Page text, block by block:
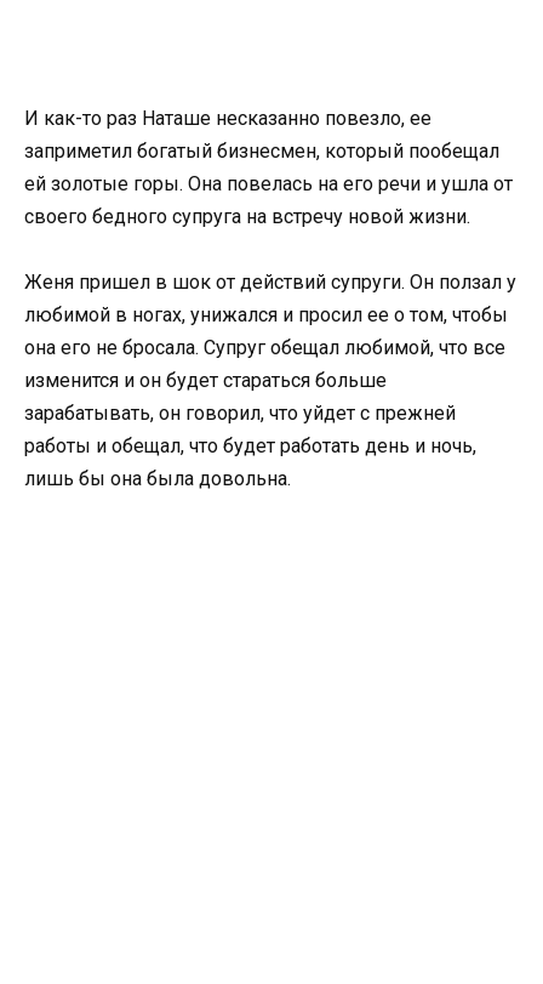
И как-то раз Наташе несказанно повезло, ее
заприметил богатый бизнесмен, который пообещал
ей золотые горы. Она повелась на его речи и ушла от
своего бедного супруга на встречу новой жизни.
Женя пришел в шок от действий супруги. Он ползал у
любимой в ногах, унижался и просил ее о том, чтобы
она его не бросала. Супруг обещал любимой, что все
изменится и он будет стараться больше
зарабатывать, он говорил, что уйдет с прежней
работы и обещал, что будет работать день и ночь,
лишь бы она была довольна.